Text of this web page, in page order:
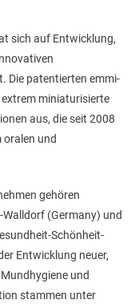
sich auf Entwicklung,
Die patentierten emmi-
miniaturisierte
aus, die seit 2008
oralen und
gehören
Walldorf (Germany) und
Schönheit-
Entwicklung neuer,
und
stammen unter